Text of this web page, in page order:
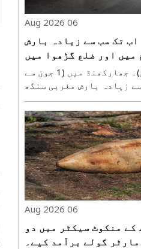
06 Aug 2026
تک سب سے زیادہ بارش
میں اور ضلع گڑھوا میں
سب سے کم بارش ہوئی ہے
رانچی، 6 اگست (ہ س)۔ جھارکھنڈ میں (1 جون سے
سے زیادہ بارش مغربی سنگھ
کی گئی ہے۔ مغربی سنگھ بھوم میں معمول سے 13
ریکارڈ کی گئی ہے، جبکہ
تک معمول سے 60 فیصد..
06 Aug 2026
کے منکوٹ سیکٹر میں دو
مارٹر گولے برآمد کیے۔